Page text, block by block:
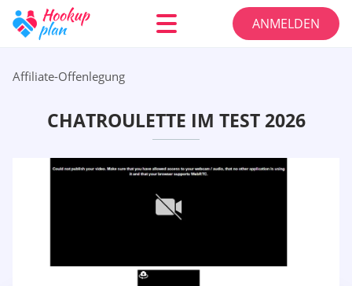
ANMELDEN
Affiliate-Offenlegung
CHATROULETTE IM TEST 2026